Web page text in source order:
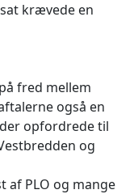
krævede en
fred mellem
også en
opfordrede til
og
af PLO og mange